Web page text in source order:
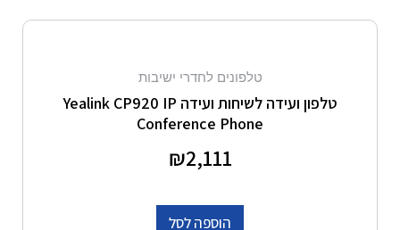
טלפונים לחדרי ישיבות
טלפון ועידה לשיחות ועידה Yealink CP920 IP
Conference Phone
₪2,111
הוספה לסל